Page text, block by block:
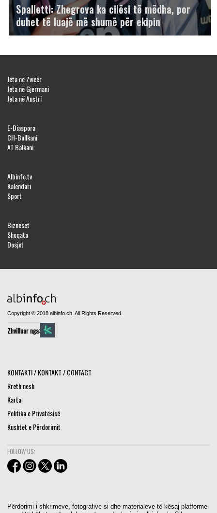
Spalletti: Zhegrova ka cilësi të mëdha, por
duhet të luajë më shumë për ekipin
Jeta në Zvicër
Jeta në Gjermani
Jeta në Austri
E-Diaspora
CH-Ballkani
AT Balkani
Albinfo.tv
Kalendari
Sport
Bizneset
Shoqata
Dosjet
Copyright © 2018 albinfo.ch. All Rights Reserved.
Zhvilluar nga:
KONTAKTI / KONTAKT / CONTACT
Rreth nesh
Karta
Politika e Privatësisë
Kushtet e Përdorimit
FOLLOW US:
Përdorimi i shkrimeve, fotografive si dhe materialeve të kësaj platforme